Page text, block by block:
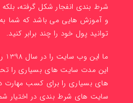
شرط بندی انفجار شکل گرفته،
و آموزش هایی می باشد که شما
توانید پول خود را چند برابر کنید.
این مدت سایت های بسیاری را
های بسیاری را برای کسب مهارت
سایت های شرط بندی در اختیار شما